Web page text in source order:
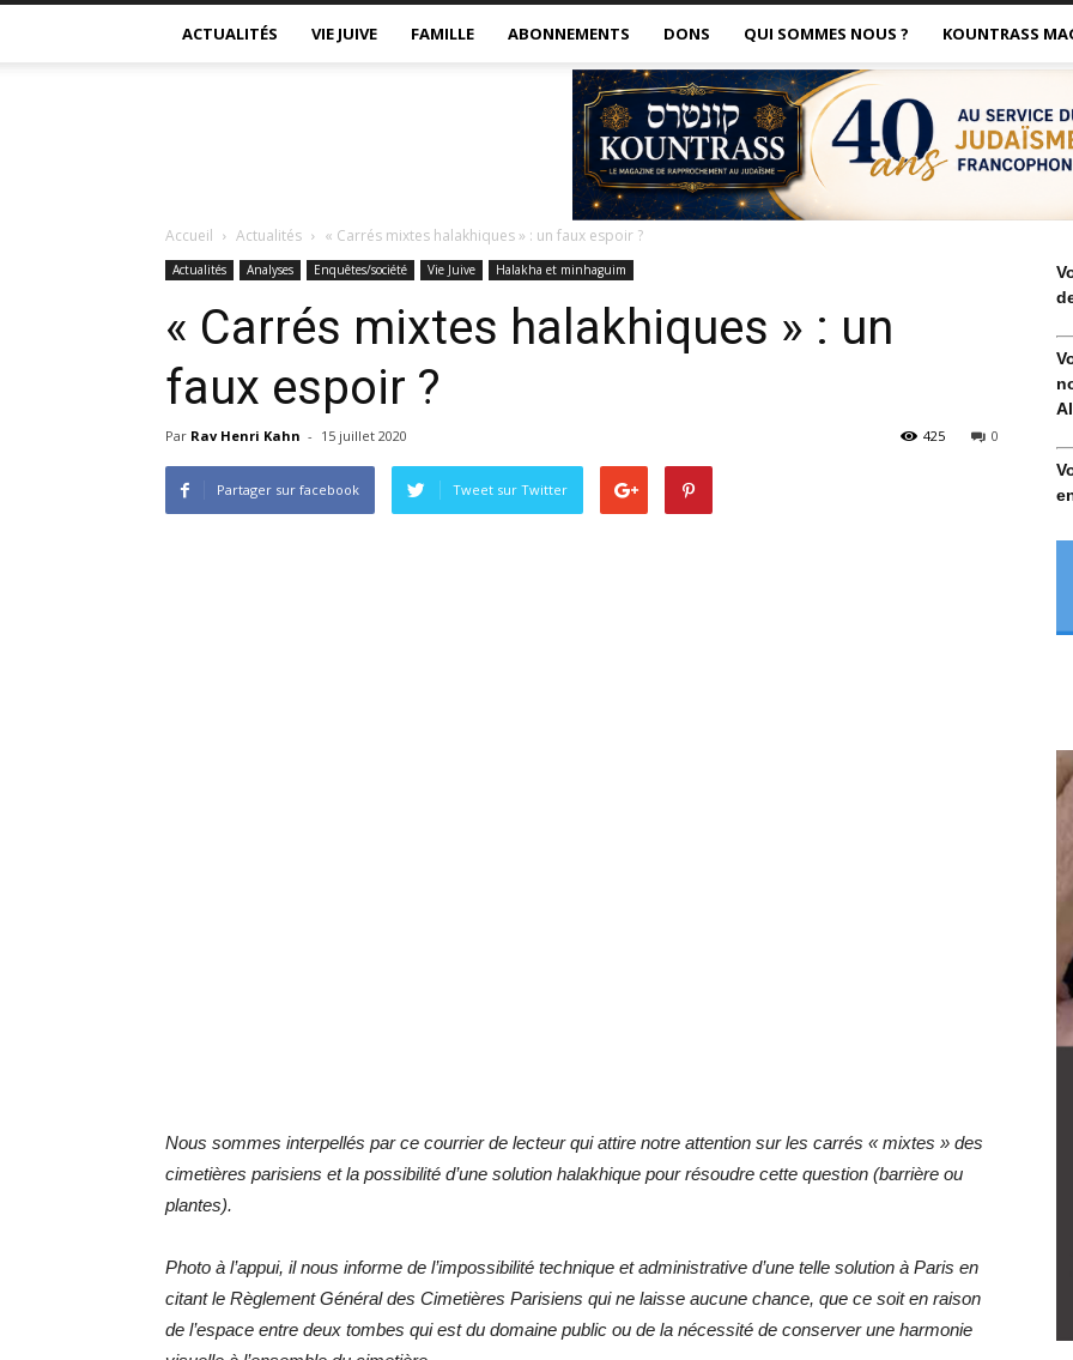
ACTUALITÉS VIE JUIVE FAMILLE ABONNEMENTS DONS QUI SOMMES NOUS ? KOUNTRASS
Accueil Actualités « Carrés mixtes halakhiques » : un faux espoir ?
Actualités Analyses Enquêtes/société Vie Juive Halakha et minhaguim
« Carrés mixtes halakhiques » : un
faux espoir ?
Par Rav Henri Kahn - 15 juillet 2020 0
425
Partager sur facebook Tweet sur Twitter
Nous sommes interpellés par ce courrier de lecteur qui attire notre attention sur les carrés « mixtes » des
cimetières parisiens et la possibilité d’une solution halakhique pour résoudre cette question (barrière ou
plantes).
Photo à l’appui, il nous informe de l’impossibilité technique et administrative d’une telle solution à Paris en
citant le Règlement Général des Cimetières Parisiens qui ne laisse aucune chance, que ce soit en raison
de l’espace entre deux tombes qui est du domaine public ou de la nécessité de conserver une harmonie